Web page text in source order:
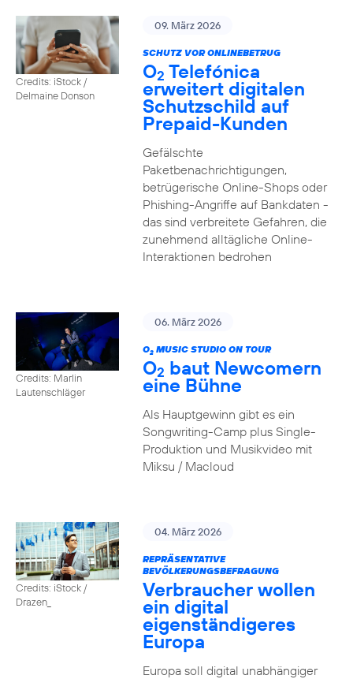
Credits: iStock /
Delmaine Donson
09. März 2026
SCHUTZ VOR ONLINEBETRUG
O2 Telefónica
erweitert digitalen
Schutzschild auf
Prepaid-Kunden
Gefälschte
Paketbenachrichtigungen,
betrügerische Online-Shops oder
Phishing-Angriffe auf Bankdaten -
das sind verbreitete Gefahren, die
zunehmend alltägliche Online-
Interaktionen bedrohen
Credits: Marlin
Lautenschläger
06. März 2026
O2MUSIC STUDIO ON TOUR
O2 baut Newcomern
eine Bühne
Als Hauptgewinn gibt es ein
Songwriting-Camp plus Single-
Produktion und Musikvideo mit
Miksu / Macloud
Credits: iStock /
Drazen_
04. März 2026
REPRÄSENTATIVE
BEVÖLKERUNGSBEFRAGUNG
Verbraucher wollen
ein digital
eigenständigeres
Europa
Europa soll digital unabhängiger